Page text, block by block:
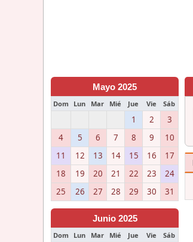
Mayo 2025
Dom Lun Mar Mié Jue Vie Sáb
1 2
3
4
5 6 7 8 9
10
11
12 13 14 15 16
17
18
19 20 21 22 23
24
25
26 27 28 29 30 31
Junio 2025
Dom Lun Mar Mié Jue Vie Sáb